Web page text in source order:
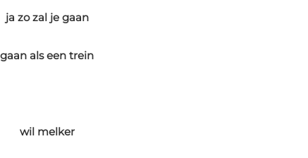
ja zo zal je gaan
gaan als een trein
wil melker